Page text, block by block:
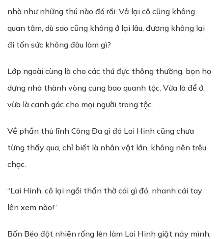
nhà như những thú nào đó rồi. Vả lại cô cũng không
quan tâm, dù sao cũng không ở lại lâu, đương không lại
đi tốn sức không đâu làm gì?
Lớp ngoài cùng là cho các thú đực thông thường, bọn họ
dựng nhà thành vòng cung bao quanh tộc. Vừa là để ở,
vừa là canh gác cho mọi người trong tộc.
Về phần thủ lĩnh Công Đa gì đó Lai Hinh cũng chưa
từng thấy qua, chỉ biết là nhân vật lớn, không nên trêu
chọc.
“Lai Hinh, cô lại ngồi thẩn thờ cái gì đó, nhanh cái tay
lên xem nào!”
Bốn Béo đột nhiên rống lên làm Lai Hinh giật nảy mình,